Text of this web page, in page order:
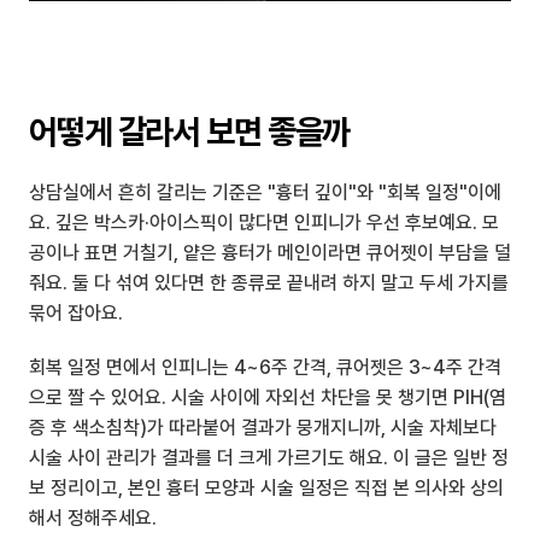
어떻게 갈라서 보면 좋을까
상담실에서 흔히 갈리는 기준은 "흉터 깊이"와 "회복 일정"이에
요. 깊은 박스카·아이스픽이 많다면 인피니가 우선 후보예요. 모
공이나 표면 거칠기, 얕은 흉터가 메인이라면 큐어젯이 부담을 덜
줘요. 둘 다 섞여 있다면 한 종류로 끝내려 하지 말고 두세 가지를
묶어 잡아요.
회복 일정 면에서 인피니는 4~6주 간격, 큐어젯은 3~4주 간격
으로 짤 수 있어요. 시술 사이에 자외선 차단을 못 챙기면 PIH(염
증 후 색소침착)가 따라붙어 결과가 뭉개지니까, 시술 자체보다
시술 사이 관리가 결과를 더 크게 가르기도 해요. 이 글은 일반 정
보 정리이고, 본인 흉터 모양과 시술 일정은 직접 본 의사와 상의
해서 정해주세요.